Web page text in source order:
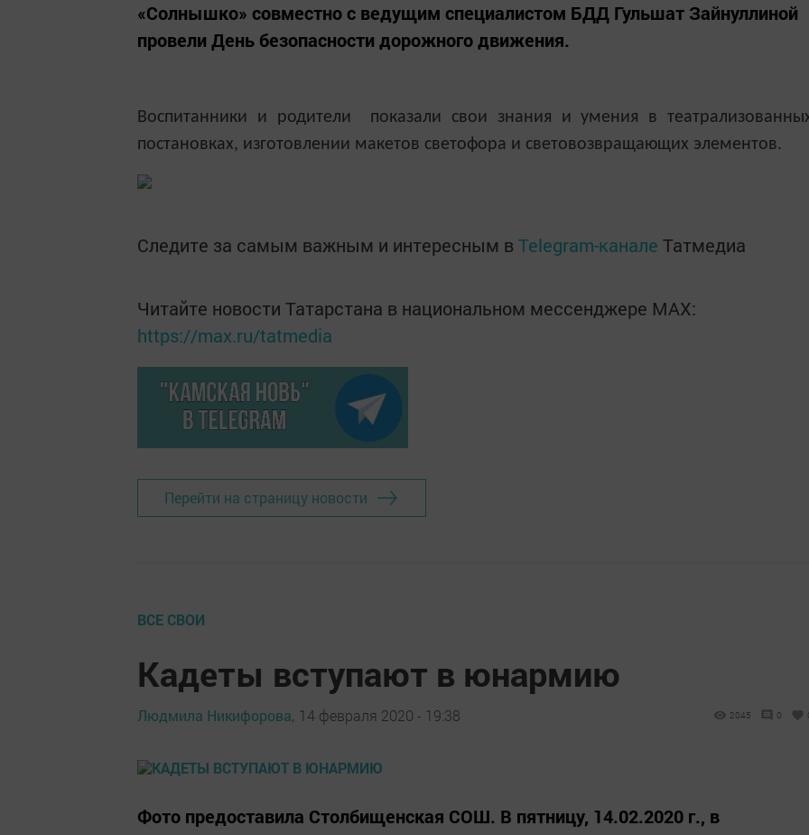
«Солнышко» совместно с ведущим специалистом БДД Гульшат Зайнуллиной
провели День безопасности дорожного движения.
Воспитанники и родители показали свои знания и умения в
постановках, изготовлении макетов светофора и световозвращающих элементов.
Следите за самым важным и интересным в Telegram-канале Татмедиа
Читайте новости Татарстана в национальном мессенджере MАХ:
https://max.ru/tatmedia
Перейти на страницу новости
ВСЕ СВОИ
Кадеты вступают в юнармию
Людмила Никифорова, 14 февраля 2020 - 19:38 2045 0
Фото предоставила Столбищенская СОШ. В пятницу, 14.02.2020 г., в